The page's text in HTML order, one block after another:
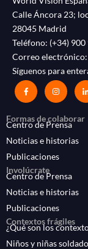
Calle Áncora 23;
28045 Madrid
Teléfono: (+34)
Correo electrónico:
Síguenos para
Formas de colaborar
Centro de Prensa
Noticias e historias
Publicaciones
Involúcrate
Centro de Prensa
Noticias e historias
Publicaciones
Contextos frágiles
¿Qué son los
Niños y niñas soldado